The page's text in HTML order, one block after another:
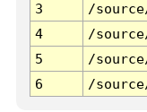
3
/
4
/
5
/
6
/